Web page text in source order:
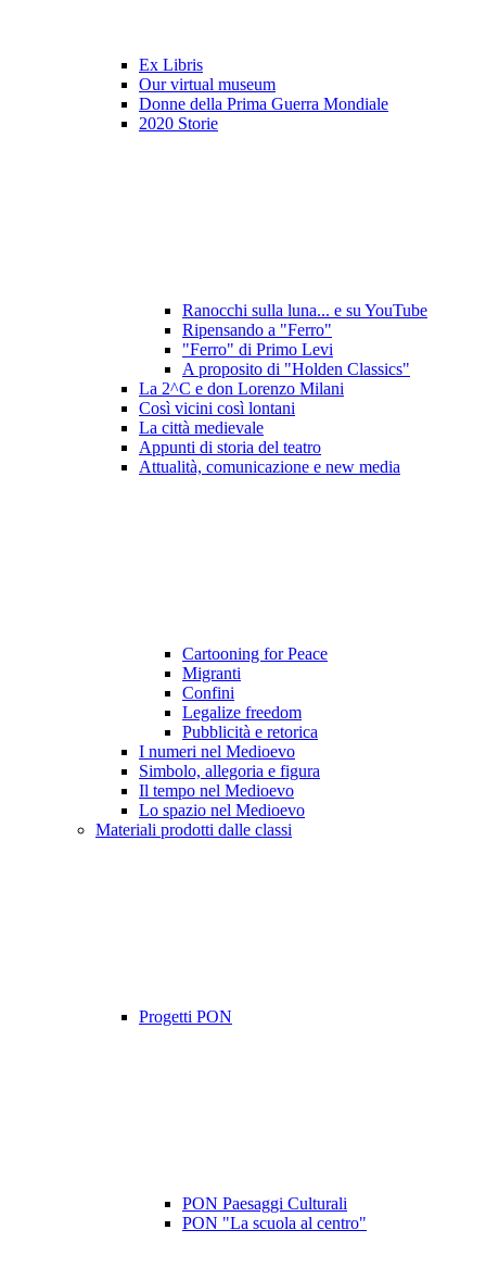
Ex Libris
Our virtual museum
Donne della Prima Guerra Mondiale
2020 Storie
Ranocchi sulla luna... e su YouTube
Ripensando a "Ferro"
"Ferro" di Primo Levi
A proposito di "Holden Classics"
La 2^C e don Lorenzo Milani
Così vicini così lontani
La città medievale
Appunti di storia del teatro
Attualità, comunicazione e new media
Cartooning for Peace
Migranti
Confini
Legalize freedom
Pubblicità e retorica
I numeri nel Medioevo
Simbolo, allegoria e figura
Il tempo nel Medioevo
Lo spazio nel Medioevo
Materiali prodotti dalle classi
Progetti PON
PON Paesaggi Culturali
PON "La scuola al centro"